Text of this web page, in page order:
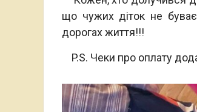
що чужих діток не
дорогах життя!!!
P.S. Чеки про оплату